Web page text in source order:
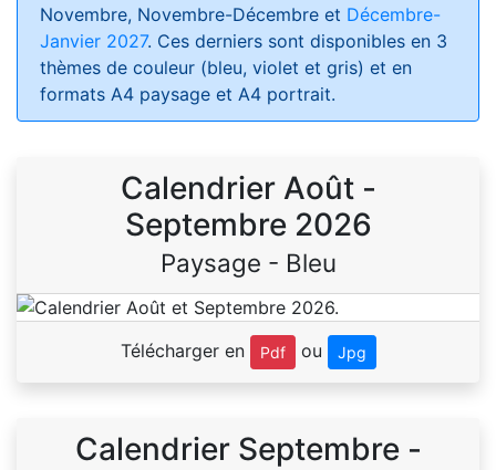
Novembre, Novembre-Décembre et Décembre-
Janvier 2027. Ces derniers sont disponibles en 3
thèmes de couleur (bleu, violet et gris) et en
formats A4 paysage et A4 portrait.
Calendrier Août -
Septembre 2026
Paysage - Bleu
Télécharger en Pdf ou Jpg
Calendrier Septembre -